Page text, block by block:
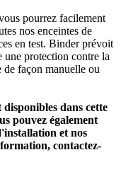
pourrez facilement
nos enceintes de
en test. Binder prévoit
une protection contre la
de façon manuelle ou
dans cette
pouvez également
et nos
contactez-